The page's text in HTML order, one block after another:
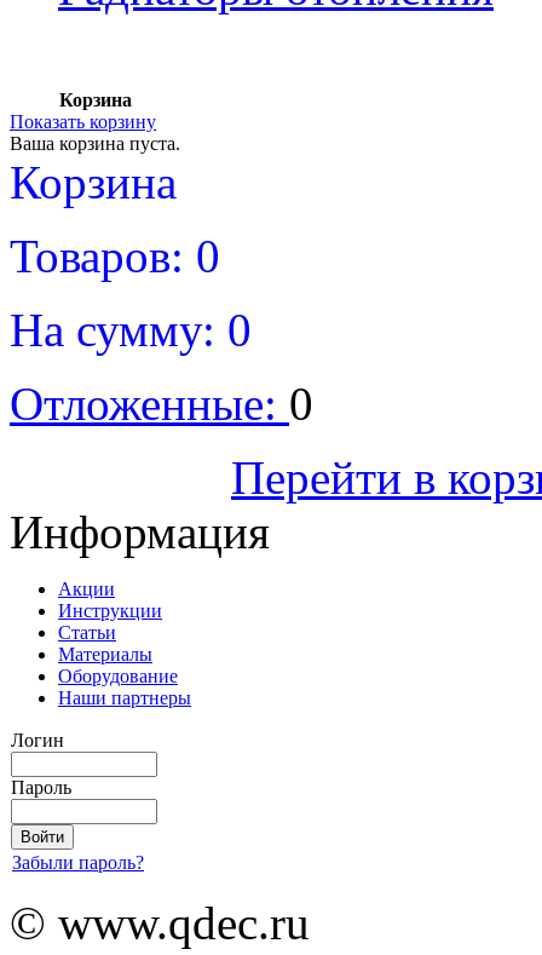
Корзина
Показать корзину
Ваша корзина пуста.
Корзина
Товаров: 0
На сумму: 0
Отложенные: 0
Перейти в
Информация
Акции
Инструкции
Статьи
Материалы
Оборудование
Наши партнеры
Логин
Пароль
Забыли пароль?
© www.qdec.ru